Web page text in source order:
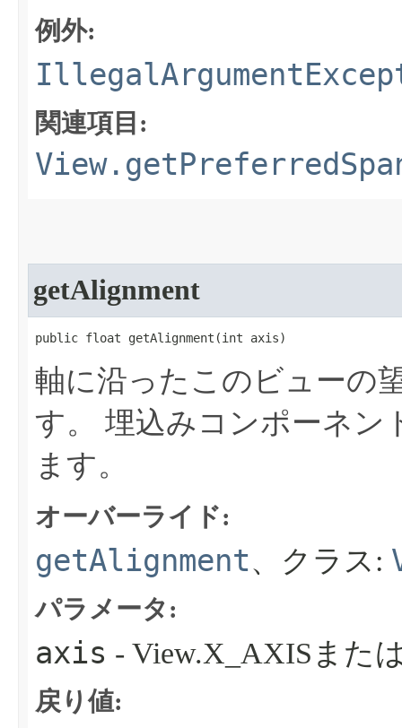
例外:
関連項目:
getAlignment
public float getAlignment​(int axis)
軸に沿ったこのビューの
す。
埋込みコンポーネン
ます。
オーバーライド:
getAlignment、クラス:
パラメータ:
axis - View.X_AXISまた
戻り値: